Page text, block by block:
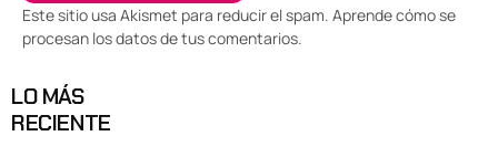
Este sitio usa Akismet para reducir el spam. Aprende cómo se
procesan los datos de tus comentarios.
LO MÁS
RECIENTE